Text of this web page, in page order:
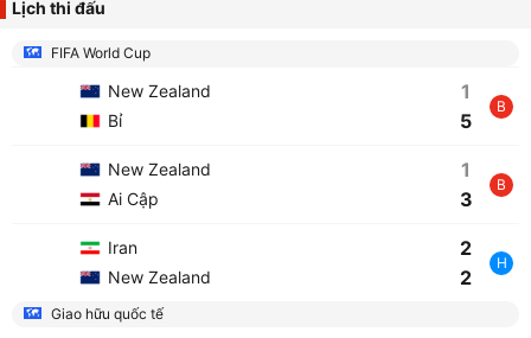
Lịch thi đấu
FIFA World Cup
New Zealand
Bỉ
1
5
B
New Zealand
Ai Cập
1
3
B
Iran
New Zealand
2
2
H
Giao hữu quốc tế